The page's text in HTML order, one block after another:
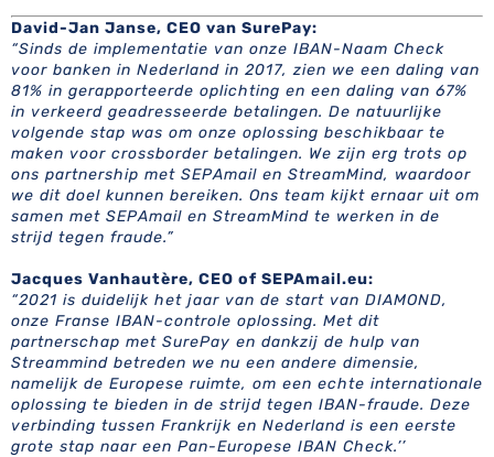
David-Jan Janse, CEO van SurePay:
“Sinds de implementatie van onze IBAN-Naam Check
voor banken in Nederland in 2017, zien we een daling van
81% in gerapporteerde oplichting en een daling van 67%
in verkeerd geadresseerde betalingen. De natuurlijke
volgende stap was om onze oplossing beschikbaar te
maken voor crossborder betalingen. We zijn erg trots op
ons partnership met SEPAmail en StreamMind, waardoor
we dit doel kunnen bereiken. Ons team kijkt ernaar uit om
samen met SEPAmail en StreamMind te werken in de
strijd tegen fraude.”
Jacques Vanhautère, CEO of SEPAmail.eu:
“2021 is duidelijk het jaar van de start van DIAMOND,
onze Franse IBAN-controle oplossing. Met dit
partnerschap met SurePay en dankzij de hulp van
Streammind betreden we nu een andere dimensie,
namelijk de Europese ruimte, om een echte internationale
oplossing te bieden in de strijd tegen IBAN-fraude. Deze
verbinding tussen Frankrijk en Nederland is een eerste
grote stap naar een Pan-Europese IBAN Check.’’